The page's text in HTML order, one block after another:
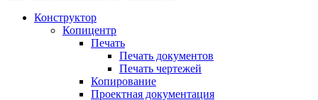
Конструктор
Копицентр
Печать
Печать документов
Печать чертежей
Копирование
Проектная документация